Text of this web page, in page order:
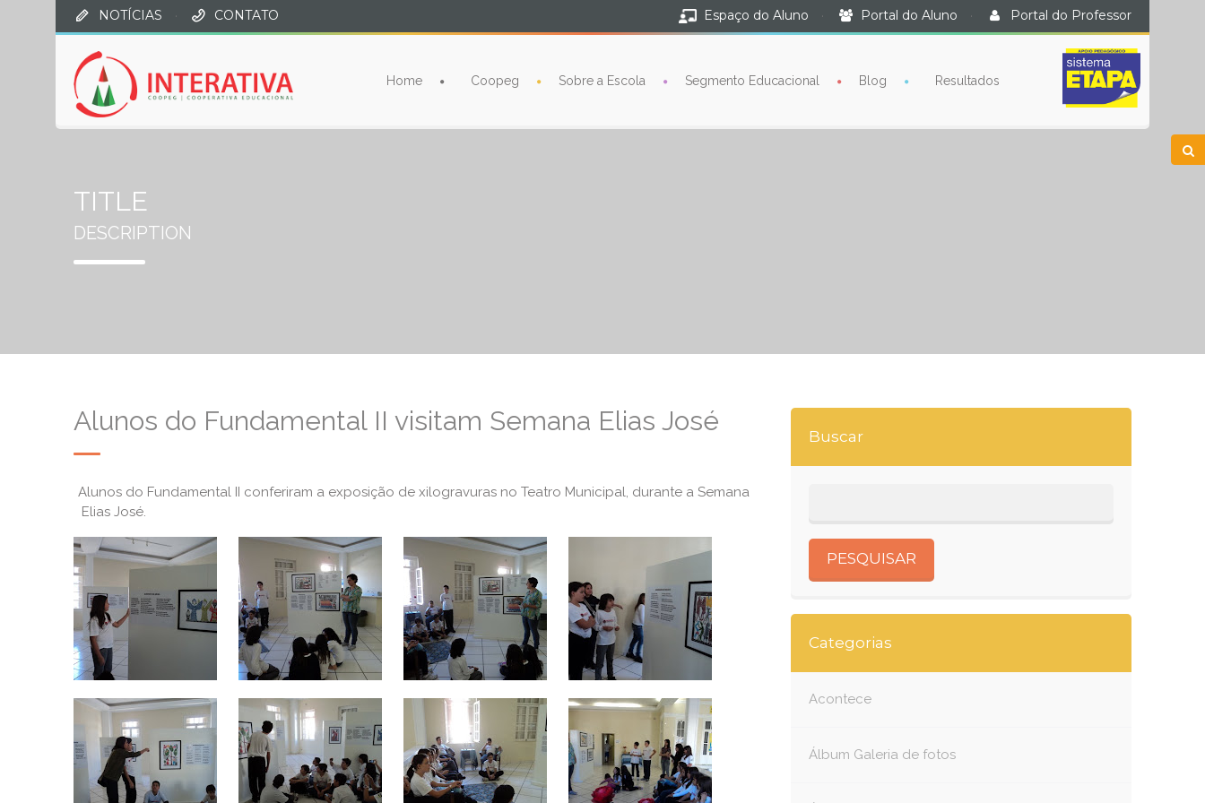
NOTÍCIAS · CONTATO Espaço do Aluno · Portal do Aluno · Portal do Professor
Home Coopeg Sobre a Escola Segmento Educacional Blog Resultados
TITLE
DESCRIPTION
Alunos do Fundamental II visitam Semana Elias José
Alunos do Fundamental II conferiram a exposição de xilogravuras no Teatro Municipal, durante a Semana
Elias José.
Buscar
Categorias
Acontece
Álbum Galeria de fotos